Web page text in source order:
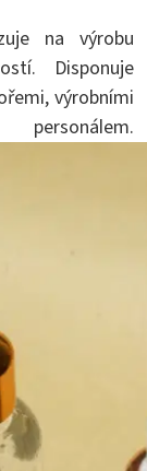
na výrobu
Disponuje
výrobními